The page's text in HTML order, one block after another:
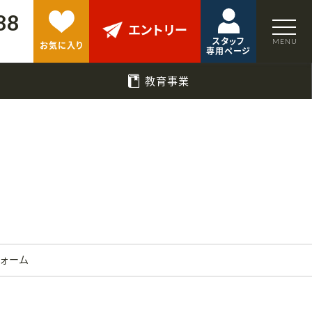
お気に入り
エントリー
スタッフ
専用ページ
教育事業
ーム